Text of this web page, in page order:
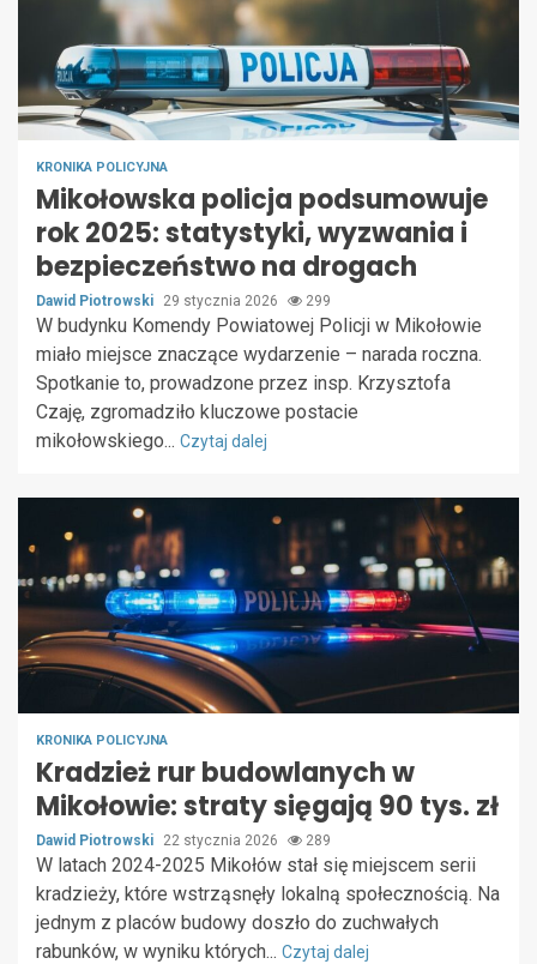
KRONIKA POLICYJNA
Mikołowska policja podsumowuje
rok 2025: statystyki, wyzwania i
bezpieczeństwo na drogach
Dawid Piotrowski 29 stycznia 2026 299
W budynku Komendy Powiatowej Policji w Mikołowie
miało miejsce znaczące wydarzenie – narada roczna.
Spotkanie to, prowadzone przez insp. Krzysztofa
Czaję, zgromadziło kluczowe postacie
mikołowskiego... Czytaj dalej
KRONIKA POLICYJNA
Kradzież rur budowlanych w
Mikołowie: straty sięgają 90 tys. zł
Dawid Piotrowski 22 stycznia 2026 289
W latach 2024-2025 Mikołów stał się miejscem serii
kradzieży, które wstrząsnęły lokalną społecznością. Na
jednym z placów budowy doszło do zuchwałych
rabunków, w wyniku których... Czytaj dalej